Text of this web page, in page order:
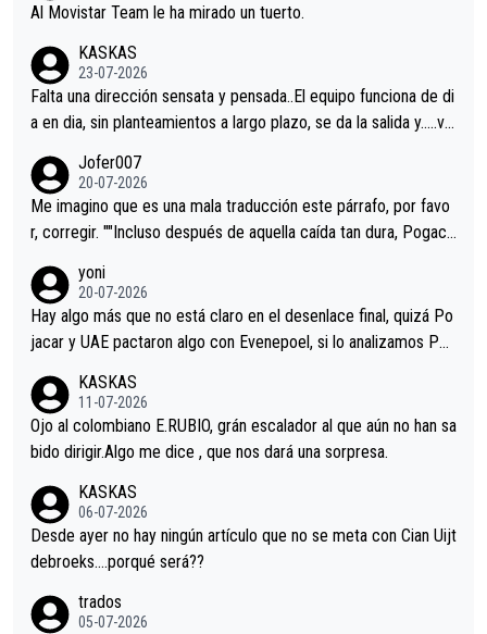
Al Movistar Team le ha mirado un tuerto.
KASKAS
23-07-2026
Falta una dirección sensata y pensada..El equipo funciona de di
a en dia, sin planteamientos a largo plazo, se da la salida y…..ve
Minguez, Velez etc etc.Me da pena vivir estos momentos tan
tristes sin victorias.
Jofer007
20-07-2026
Me imagino que es una mala traducción este párrafo, por favo
r, corregir. ""Incluso después de aquella caída tan dura, Pogaca
permaneció pegado a su rueda. Parecía increíble la forma en l
a que era capaz de controlar el miedo", recordó."
yoni
20-07-2026
Hay algo más que no está claro en el desenlace final, quizá Po
jacar y UAE pactaron algo con Evenepoel, si lo analizamos Poj
i sin pedalear, luego está el saludo con Evenepoel dándose la
mano de una manera muy fraternal, más allá de los típicos toqu
es en el hombro con que saludaba a Vingegard. Ahí hubo una in
eta, a ver si por querer poner a Del Toro con calzador en posi
ción de podio UAE y Pojacar se van complicar el tour.
KASKAS
11-07-2026
Ojo al colombiano E.RUBIO, grán escalador al que aún no han sa
bido dirigir.Algo me dice , que nos dará una sorpresa.
KASKAS
06-07-2026
Desde ayer no hay ningún artículo que no se meta con Cian Uijt
debroeks….porqué será??
trados
05-07-2026